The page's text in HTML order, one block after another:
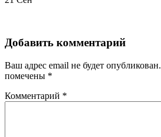
Добавить комментарий
Ваш адрес email не будет опубликован.
помечены *
Комментарий *